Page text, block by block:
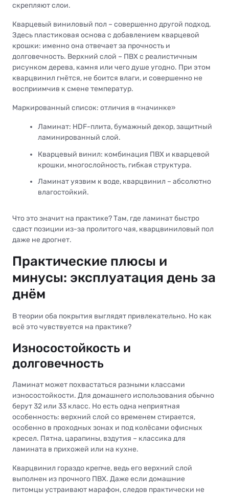
скрепляют слои.
Кварцевый виниловый пол – совершенно другой подход.
Здесь пластиковая основа с добавлением кварцевой
крошки: именно она отвечает за прочность и
долговечность. Верхний слой – ПВХ с реалистичным
рисунком дерева, камня или чего душе угодно. При этом
кварцвинил гнётся, не боится влаги, и совершенно не
восприимчив к смене температур.
Маркированный список: отличия в «начинке»
Ламинат: HDF-плита, бумажный декор, защитный
ламинированный слой.
Кварцевый винил: комбинация ПВХ и кварцевой
крошки, многослойность, гибкая структура.
Ламинат уязвим к воде, кварцвинил – абсолютно
влагостойкий.
Что это значит на практике? Там, где ламинат быстро
сдаст позиции из-за пролитого чая, кварцвиниловый пол
даже не дрогнет.
Практические плюсы и
минусы: эксплуатация день за
днём
В теории оба покрытия выглядят привлекательно. Но как
всё это чувствуется на практике?
Износостойкость и
долговечность
Ламинат может похвастаться разными классами
износостойкости. Для домашнего использования обычно
берут 32 или 33 класс. Но есть одна неприятная
особенность: верхний слой со временем стирается,
особенно в проходных зонах и под колёсами офисных
кресел. Пятна, царапины, вздутия – классика для
ламината в прихожей или на кухне.
Кварцвинил гораздо крепче, ведь его верхний слой
выполнен из прочного ПВХ. Даже если домашние
питомцы устраивают марафон, следов практически не